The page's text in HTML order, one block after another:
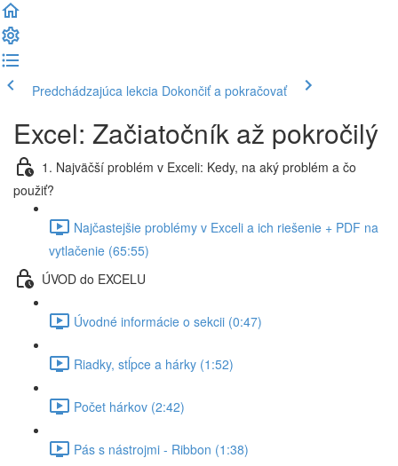
Predchádzajúca lekcia Dokončiť a pokračovať
Excel: Začiatočník až pokročilý
1. Najväčší problém v Exceli: Kedy, na aký problém a čo
použiť?
Najčastejšie problémy v Exceli a ich riešenie + PDF na
vytlačenie (65:55)
ÚVOD do EXCELU
Úvodné informácie o sekcii (0:47)
Riadky, stĺpce a hárky (1:52)
Počet hárkov (2:42)
Pás s nástrojmi - Ribbon (1:38)